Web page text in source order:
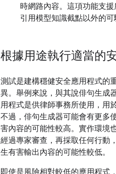
時網路內容。這項功能支
引用模型知識截點以外的可
根據用途執行適當的
測試是建構穩健安全應用程式的
異。舉例來說，與其說俳句生成
用程式是供律師事務所使用，用
不過，俳句生成器可能會有更多
害內容的可能性較高。實作環境
經過專家審查，再採取任何行動
生有害輸出內容的可能性較低。
即使是風險相對較低的應用程式